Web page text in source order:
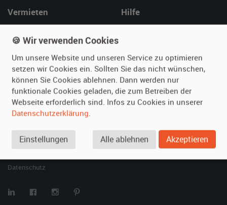
Vermieten
Fotos senden
Fragen für Vermieter
Inserat verwalten
Hilfe
Kontakt
SPECIAL
Berühmte Filmautos –
Datenschutz
🍪 Wir verwenden Cookies
Um unsere Website und unseren Service zu optimieren
setzen wir Cookies ein. Sollten Sie das nicht wünschen,
können Sie Cookies ablehnen. Dann werden nur
funktionale Cookies geladen, die zum Betreiben der
Webseite erforderlich sind. Infos zu Cookies in unserer
Datenschutzerklärung.
Einstellungen Alle ablehnen Akzeptieren